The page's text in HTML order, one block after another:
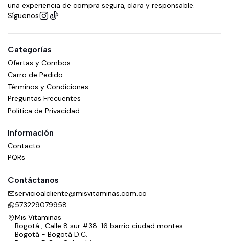
una experiencia de compra segura, clara y responsable.
Síguenos
Categorías
Ofertas y Combos
Carro de Pedido
Términos y Condiciones
Preguntas Frecuentes
Política de Privacidad
Información
Contacto
PQRs
Contáctanos
servicioalcliente@misvitaminas.com.co
573229079958
Mis Vitaminas
Bogotá , Calle 8 sur #38-16 barrio ciudad montes
Bogotá - Bogotá D.C.